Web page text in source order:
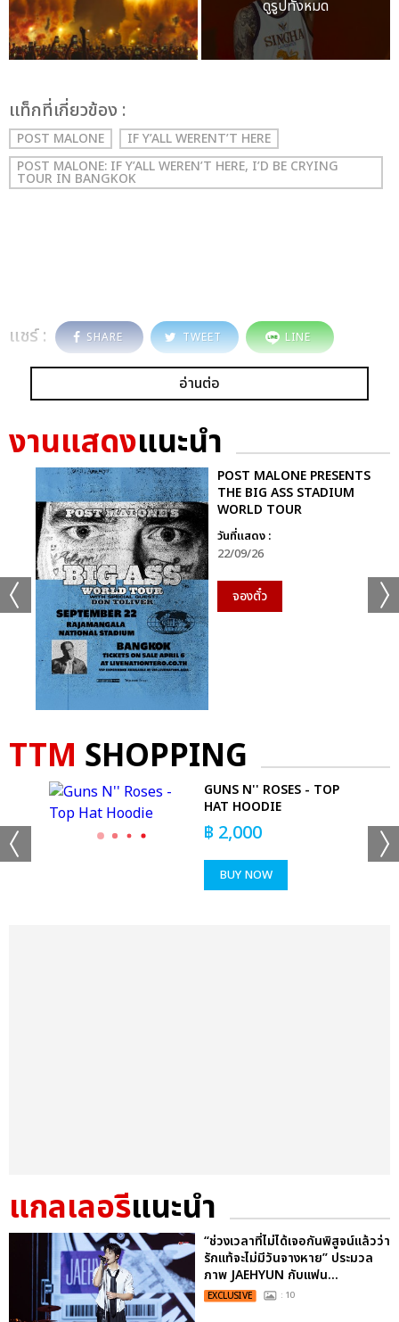
ดูรูปทั้งหมด
เเท็กที่เกี่ยวข้อง :
POST MALONE
IF Y’ALL WERENT’T HERE
POST MALONE: IF Y’ALL WEREN’T HERE, I’D BE CRYING
TOUR IN BANGKOK
แชร์ : SHARE TWEET LINE
อ่านต่อ
งานแสดงแนะนำ
POST MALONE PRESENTS
THE BIG ASS STADIUM
WORLD TOUR
วันที่แสดง :
22/09/26
จองตั๋ว
TTM SHOPPING
GUNS N'' ROSES - TOP
HAT HOODIE
฿ 2,000
BUY NOW
แกลเลอรีแนะนำ
“ช่วงเวลาที่ไม่ได้เจอกันพิสูจน์แล้วว่า
รักแท้จะไม่มีวันจางหาย” ประมวล
ภาพ JAEHYUN กับแฟน...
EXCLUSIVE : 10